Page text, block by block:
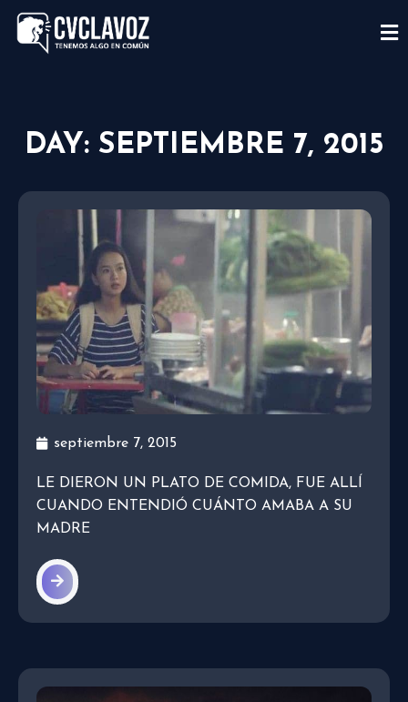
DAY: SEPTIEMBRE 7, 2015
septiembre 7, 2015
LE DIERON UN PLATO DE COMIDA, FUE ALLÍ
CUANDO ENTENDIÓ CUÁNTO AMABA A SU
MADRE